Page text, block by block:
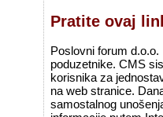
Pratite ovaj
Poslovni forum
poduzetnike. CMS
korisnika za
na web stranice.
samostalnog